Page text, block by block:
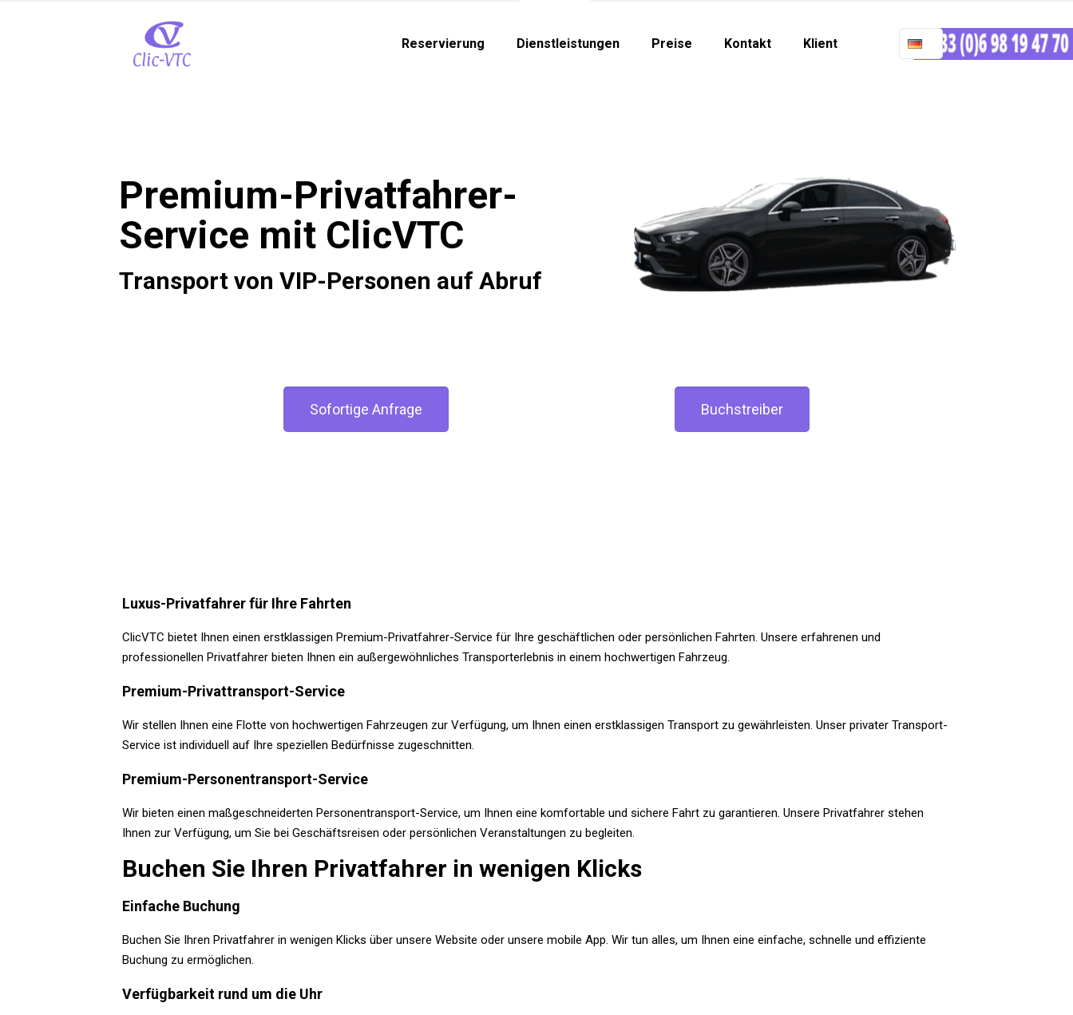
Reservierung Dienstleistungen Preise Kontakt Klient
Premium-Privatfahrer-
Service mit ClicVTC
Transport von VIP-Personen auf Abruf
Sofortige Anfrage Buchstreiber
Luxus-Privatfahrer für Ihre Fahrten
ClicVTC bietet Ihnen einen erstklassigen Premium-Privatfahrer-Service für Ihre geschäftlichen oder persönlichen Fahrten. Unsere erfahrenen und
professionellen Privatfahrer bieten Ihnen ein außergewöhnliches Transporterlebnis in einem hochwertigen Fahrzeug.
Premium-Privattransport-Service
Wir stellen Ihnen eine Flotte von hochwertigen Fahrzeugen zur Verfügung, um Ihnen einen erstklassigen Transport zu gewährleisten. Unser privater Transport-
Service ist individuell auf Ihre speziellen Bedürfnisse zugeschnitten.
Premium-Personentransport-Service
Wir bieten einen maßgeschneiderten Personentransport-Service, um Ihnen eine komfortable und sichere Fahrt zu garantieren. Unsere Privatfahrer stehen
Ihnen zur Verfügung, um Sie bei Geschäftsreisen oder persönlichen Veranstaltungen zu begleiten.
Buchen Sie Ihren Privatfahrer in wenigen Klicks
Einfache Buchung
Buchen Sie Ihren Privatfahrer in wenigen Klicks über unsere Website oder unsere mobile App. Wir tun alles, um Ihnen eine einfache, schnelle und effiziente
Buchung zu ermöglichen.
Verfügbarkeit rund um die Uhr